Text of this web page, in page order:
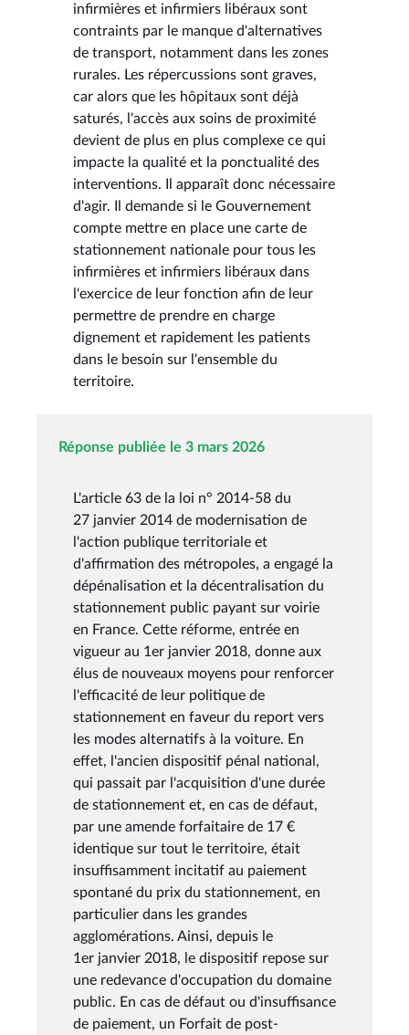
infirmières et infirmiers libéraux sont
contraints par le manque d'alternatives
de transport, notamment dans les zones
rurales. Les répercussions sont graves,
car alors que les hôpitaux sont déjà
saturés, l'accès aux soins de proximité
devient de plus en plus complexe ce qui
impacte la qualité et la ponctualité des
interventions. Il apparaît donc nécessaire
d'agir. Il demande si le Gouvernement
compte mettre en place une carte de
stationnement nationale pour tous les
infirmières et infirmiers libéraux dans
l'exercice de leur fonction afin de leur
permettre de prendre en charge
dignement et rapidement les patients
dans le besoin sur l'ensemble du
territoire.
Réponse publiée le 3 mars 2026
L'article 63 de la loi n° 2014-58 du
27 janvier 2014 de modernisation de
l'action publique territoriale et
d'affirmation des métropoles, a engagé la
dépénalisation et la décentralisation du
stationnement public payant sur voirie
en France. Cette réforme, entrée en
vigueur au 1er janvier 2018, donne aux
élus de nouveaux moyens pour renforcer
l'efficacité de leur politique de
stationnement en faveur du report vers
les modes alternatifs à la voiture. En
effet, l'ancien dispositif pénal national,
qui passait par l'acquisition d'une durée
de stationnement et, en cas de défaut,
par une amende forfaitaire de 17 €
identique sur tout le territoire, était
insuffisamment incitatif au paiement
spontané du prix du stationnement, en
particulier dans les grandes
agglomérations. Ainsi, depuis le
1er janvier 2018, le dispositif repose sur
une redevance d'occupation du domaine
public. En cas de défaut ou d'insuffisance
de paiement, un Forfait de post-